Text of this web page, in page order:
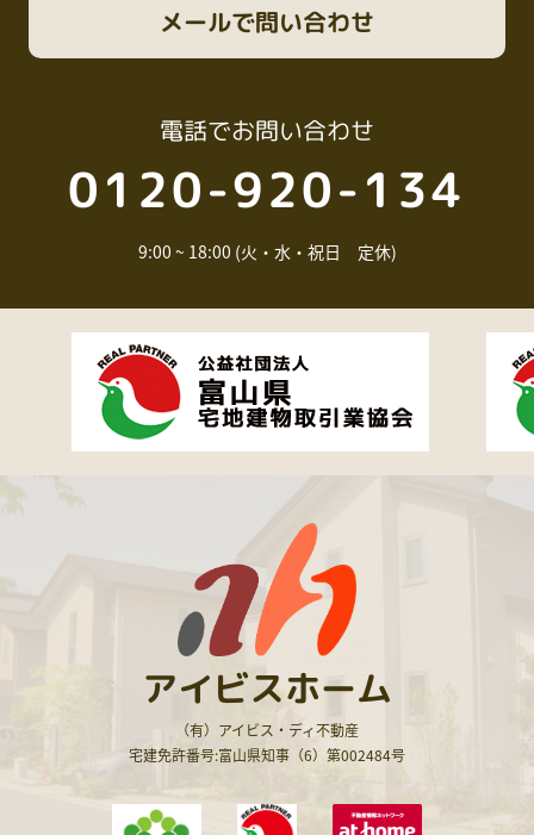
電話でお問い合わせ
0120-920-134
9:00 ~ 18:00 (火・水・祝日 定休)
メールで問い合わせ
アイビスホーム
（有）アイビス・ディ不動産
宅建免許番号:富山県知事（6）第002484号